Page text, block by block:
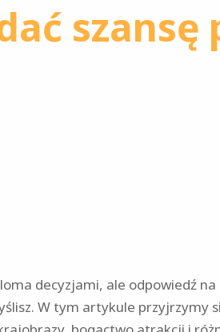
szansę
decyzjami, ale odpowiedź
W tym artykule przyjrzymy